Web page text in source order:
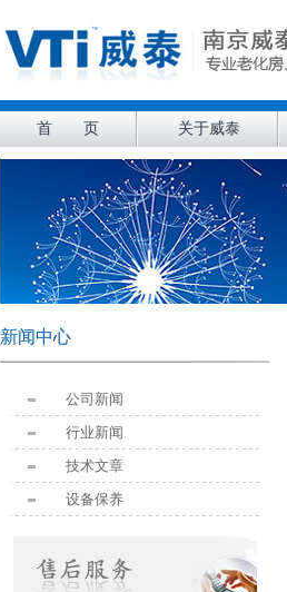
首 页 关于威泰
新闻中心
公司新闻
行业新闻
技术文章
设备保养